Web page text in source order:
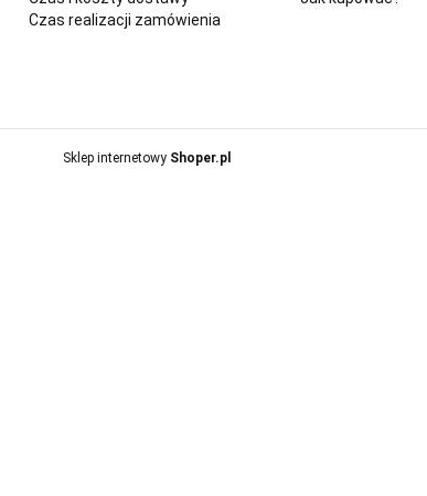
Czas realizacji zamówienia
Sklep internetowy Shoper.pl